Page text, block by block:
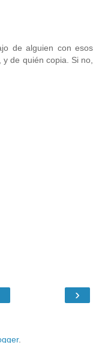
de alguien con esos
de quién copia. Si no,
›
.